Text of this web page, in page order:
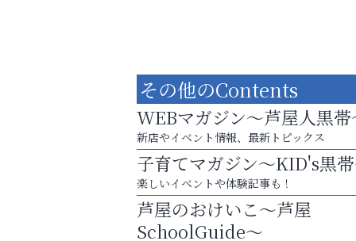
芦屋・西宮・神戸の新店舗PRやリニューア
知などお気軽にご相談ください。
阪神相続相談協会
その他のContents
WEBマガジン～芦屋人黒帯
新店やイベント情報、最新トピックス
子育てマガジン～KID's黒
楽しいイベントや体験記事も！
芦屋のおけいこ～芦屋
SchoolGuide～